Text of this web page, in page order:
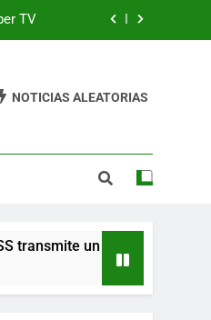
TV
mayo
TV
NOTICIAS ALEATORIAS
video promocional ambientado